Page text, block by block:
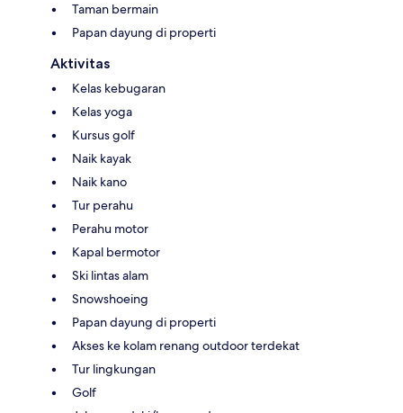
Taman bermain
Papan dayung di properti
Aktivitas
Kelas kebugaran
Kelas yoga
Kursus golf
Naik kayak
Naik kano
Tur perahu
Perahu motor
Kapal bermotor
Ski lintas alam
Snowshoeing
Papan dayung di properti
Akses ke kolam renang outdoor terdekat
Tur lingkungan
Golf